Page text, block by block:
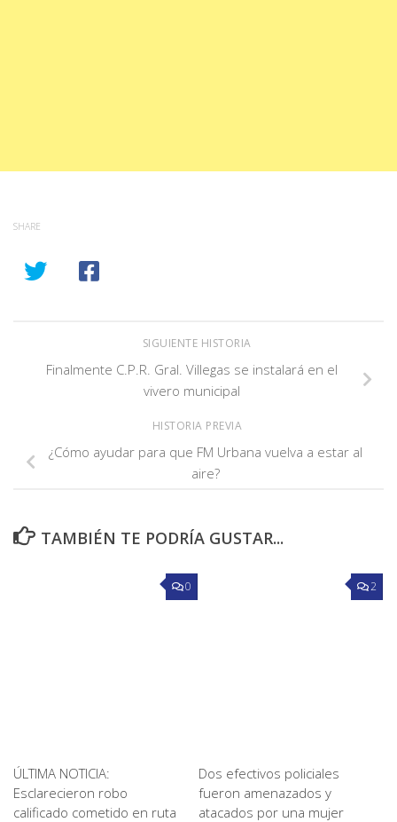
SHARE
SIGUIENTE HISTORIA
Finalmente C.P.R. Gral. Villegas se instalará en el
vivero municipal
HISTORIA PREVIA
¿Cómo ayudar para que FM Urbana vuelva a estar al
aire?
TAMBIÉN TE PODRÍA GUSTAR...
0
ÚLTIMA NOTICIA:
Esclarecieron robo
calificado cometido en ruta
2
Dos efectivos policiales
fueron amenazados y
atacados por una mujer